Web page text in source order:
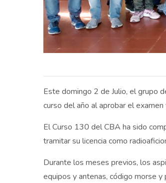
Este domingo 2 de Julio, el grupo
curso del año al aprobar el
El Curso 130 del CBA ha sido
tramitar su licencia como
Durante los meses previos, los
equipos y antenas, código morse